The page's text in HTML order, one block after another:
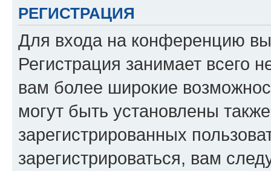
РЕГИСТРАЦИЯ
Для входа на конференцию
Регистрация занимает всего
вам более широкие
могут быть установлены
зарегистрированных
зарегистрироваться, вам